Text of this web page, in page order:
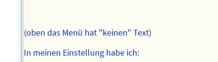
(oben das Menü hat "keinen" Text)
In meinen Einstellung habe ich: